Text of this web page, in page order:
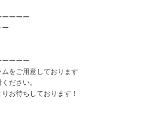
ーーー
ー
ーーー
をご用意しております
ださい。
お待ちしております！